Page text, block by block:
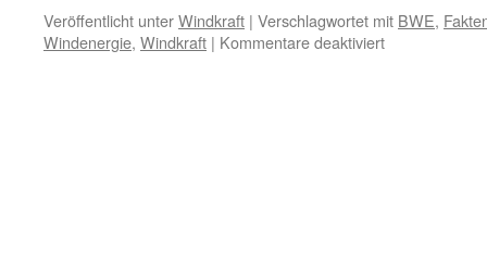
Veröffentlicht unterWindkraft | Verschlagwortet mit BWE,
Windenergie, Windkraft | Kommentare deaktiviertfür